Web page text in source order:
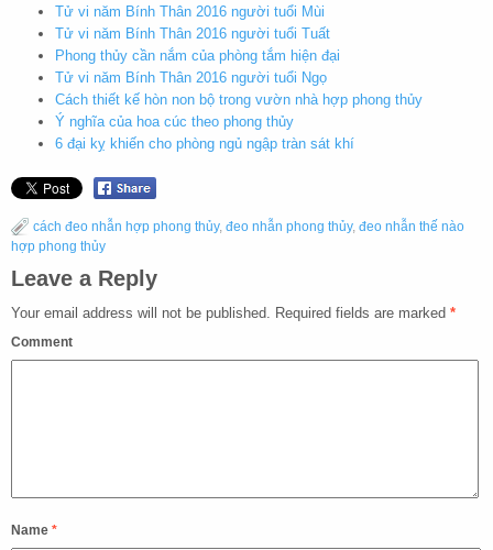
Tử vi năm Bính Thân 2016 người tuổi Mùi
Tử vi năm Bính Thân 2016 người tuổi Tuất
Phong thủy cần nắm của phòng tắm hiện đại
Tử vi năm Bính Thân 2016 người tuổi Ngọ
Cách thiết kế hòn non bộ trong vườn nhà hợp phong thủy
Ý nghĩa của hoa cúc theo phong thủy
6 đại kỵ khiến cho phòng ngủ ngập tràn sát khí
cách đeo nhẫn hợp phong thủy, đeo nhẫn phong thủy, đeo nhẫn thế nào
hợp phong thủy
Leave a Reply
Your email address will not be published. Required fields are marked *
Comment
Name *